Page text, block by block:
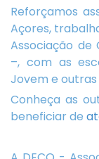
Reforçamos
Açores,
Associação de
–, com as
Jovem e outras
Conheça as
beneficiar de